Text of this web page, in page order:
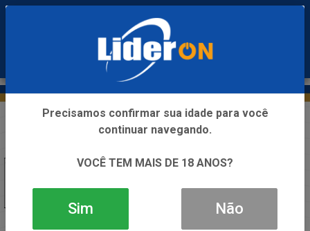
Precisamos confirmar sua idade para você
continuar navegando.
VOCÊ TEM MAIS DE 18 ANOS?
Sim Não